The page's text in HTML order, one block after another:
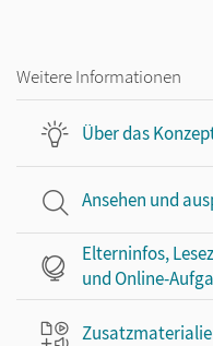
Weitere Informationen
Über das
Ansehen und
Elterninfos,
und Online-